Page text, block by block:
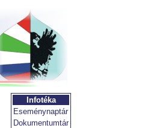
Infotéka
Eseménynaptár
Dokumentumtár